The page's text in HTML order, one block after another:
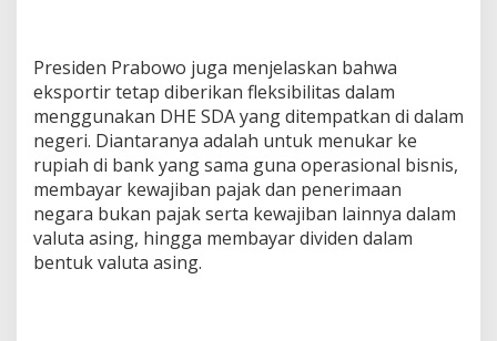
Presiden Prabowo juga menjelaskan bahwa
eksportir tetap diberikan fleksibilitas dalam
menggunakan DHE SDA yang ditempatkan di dalam
negeri. Diantaranya adalah untuk menukar ke
rupiah di bank yang sama guna operasional bisnis,
membayar kewajiban pajak dan penerimaan
negara bukan pajak serta kewajiban lainnya dalam
valuta asing, hingga membayar dividen dalam
bentuk valuta asing.